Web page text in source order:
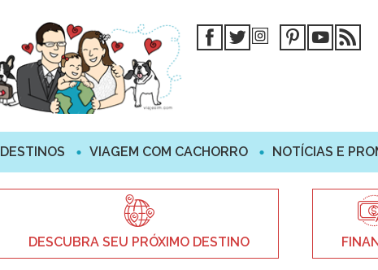
DESTINOS VIAGEM COM CACHORRO NOTÍCIAS E
DESCUBRA SEU PRÓXIMO DESTINO